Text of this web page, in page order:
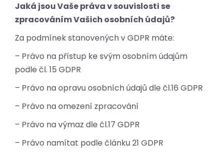
Jaká jsou Vaše práva v souvislosti se
zpracováním Vašich osobních údajů?
Za podmínek stanovených v GDPR máte:
– Právo na přístup ke svým osobním údajům
podle čl. 15 GDPR
– Právo na opravu osobních údajů dle čl.16 GDPR
– Právo na omezení zpracování
– Právo na výmaz dle čl.17 GDPR
– Právo namítat podle článku 21 GDPR